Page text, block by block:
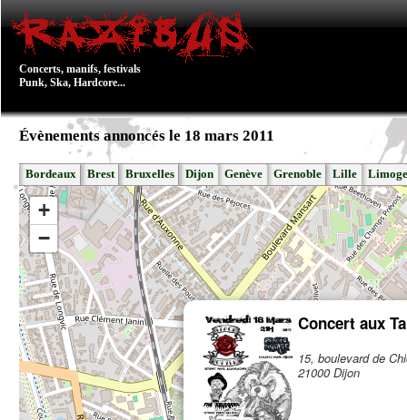
Concerts, manifs, festivals
Punk, Ska, Hardcore...
Évènements annoncés le 18 mars 2011
Bordeaux Brest Bruxelles Dijon Genève Grenoble Lille
Concert aux
15, boulevard de
21000 Dijon
+
−